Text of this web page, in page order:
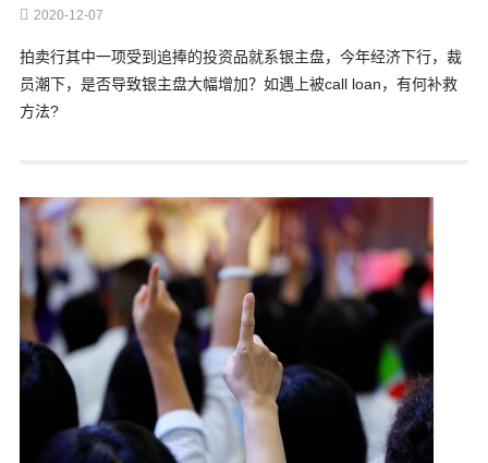
2020-12-07
拍卖行其中一项受到追捧的投资品就系银主盘，今年经济下行，裁
员潮下，是否导致银主盘大幅增加？如遇上被call loan，有何补救
方法?